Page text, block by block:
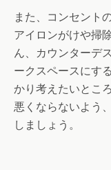
また、コンセント
アイロンがけや掃
ん、カウンターデ
ークスペースにす
かり考えたいとこ
悪くならないよう
しましょう。